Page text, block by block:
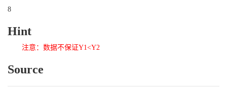
8
Hint
注意：数据不保证Y1<Y2
Source